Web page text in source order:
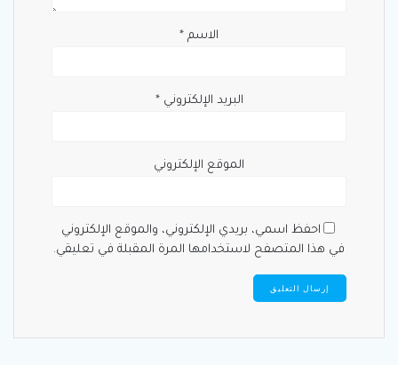
الاسم *
البريد الإلكتروني*
الموقع الإلكتروني
احفظ اسمي، بريدي الإلكتروني، والموقع الإلكتروني
في هذا المتصفح لاستخدامها المرة المقبلة في تعليقي.